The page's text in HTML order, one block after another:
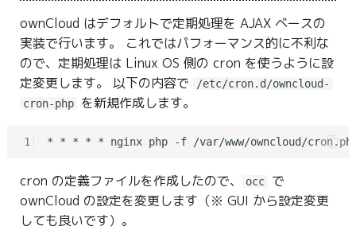
ownCloud はデフォルトで定期処理を AJAX ベースの
実装で行います。 これではパフォーマンス的に不利な
ので、定期処理は Linux OS 側の cron を使うように設
定変更します。 以下の内容で
/etc/cron.d/owncloud-
cron-php
を新規作成します。
1
cron の定義ファイルを作成したので、 occ
で
ownCloud の設定を変更します（※ GUI から設定変更
しても良いです）。